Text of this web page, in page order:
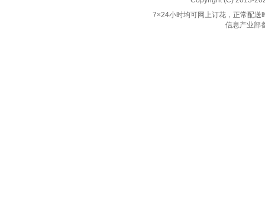
7×24小时均可网上订花，正常配
信息产业部